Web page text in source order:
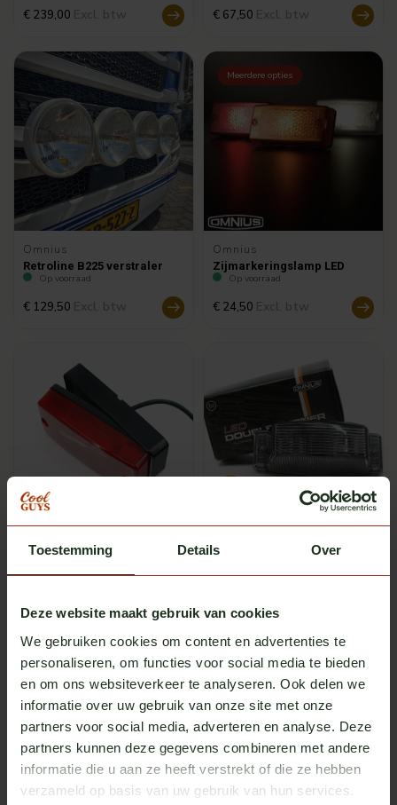
Toestemming Details Over
Deze website maakt gebruik van cookies
We gebruiken cookies om content en advertenties te
personaliseren, om functies voor social media te bieden
en om ons websiteverkeer te analyseren. Ook delen we
informatie over uw gebruik van onze site met onze
partners voor social media, adverteren en analyse. Deze
partners kunnen deze gegevens combineren met andere
informatie die u aan ze heeft verstrekt of die ze hebben
verzameld op basis van uw gebruik van hun services.
€ 239,00 € 67,50
Omnius
Retroline B225 verstraler
Op voorraad
€ 129,50
Meerdere opties
Omnius
Zijmarkeringslamp LED
Op voorraad
€ 24,50
Elevated frame voor
zijmarkeringslamp
€ 4,95Excl. btw
Omnius dubbelbrander
€ 29,00Excl. btw